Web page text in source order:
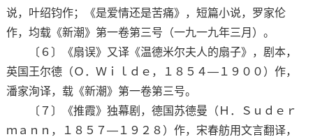
说，叶绍钧作；《是爱情还是苦痛》，短篇小说，罗家伦
作，均载《新潮》第一卷第三号（一九一九年三月）。
〔６〕《扇误》又译《温德米尔夫人的扇子》，剧本，
英国王尔德（Ｏ．Ｗｉｌｄｅ，１８５４—１９００）作，
潘家洵译，载《新潮》第一卷第三号。
〔７〕《推霞》独幕剧，德国苏德曼（Ｈ．Ｓｕｄｅｒ
ｍａｎｎ，１８５７—１９２８）作，宋春舫用文言翻译，